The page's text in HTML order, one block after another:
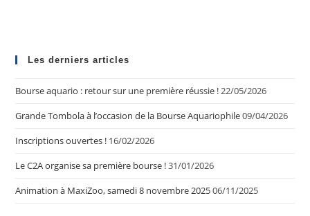
Les derniers articles
Bourse aquario : retour sur une première réussie !22/05/2026
Grande Tombola à l’occasion de la Bourse Aquariophile09/04/2026
Inscriptions ouvertes ! 16/02/2026
Le C2A organise sa première bourse !31/01/2026
Animation à MaxiZoo, samedi 8 novembre 202506/11/2025